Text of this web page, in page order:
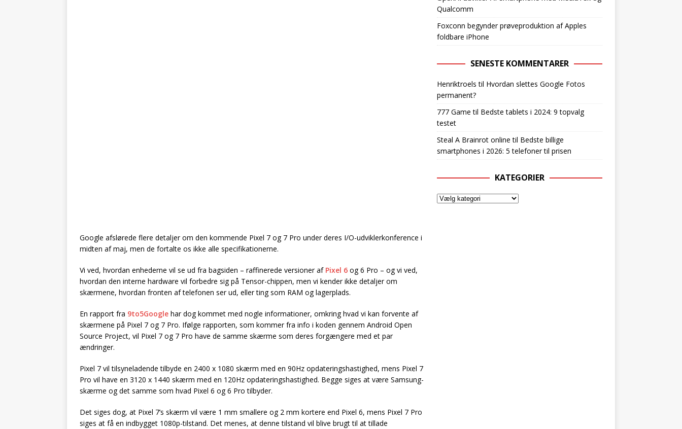
Google afslørede flere detaljer om den kommende Pixel 7 og 7 Pro under deres I/O-udviklerkonference i
midten af maj, men de fortalte os ikke alle specifikationerne.
Vi ved, hvordan enhederne vil se ud fra bagsiden – raffinerede versioner af Pixel 6 og 6 Pro – og vi ved,
hvordan den interne hardware vil forbedre sig på Tensor-chippen, men vi kender ikke detaljer om
skærmene, hvordan fronten af telefonen ser ud, eller ting som RAM og lagerplads.
En rapport fra 9to5Google har dog kommet med nogle informationer, omkring hvad vi kan forvente af
skærmene på Pixel 7 og 7 Pro. Ifølge rapporten, som kommer fra info i koden gennem Android Open
Source Project, vil Pixel 7 og 7 Pro have de samme skærme som deres forgængere med et par
ændringer.
Pixel 7 vil tilsyneladende tilbyde en 2400 x 1080 skærm med en 90Hz opdateringshastighed, mens Pixel 7
Pro vil have en 3120 x 1440 skærm med en 120Hz opdateringshastighed. Begge siges at være Samsung-
skærme og det samme som hvad Pixel 6 og 6 Pro tilbyder.
Det siges dog, at Pixel 7’s skærm vil være 1 mm smallere og 2 mm kortere end Pixel 6, mens Pixel 7 Pro
siges at få en indbygget 1080p-tilstand. Det menes, at denne tilstand vil blive brugt til at tillade
Qualcomm
Foxconn begynder prøveproduktion af Apples
foldbare iPhone
SENESTE KOMMENTARER
Henriktroels til Hvordan slettes Google Fotos
permanent?
777 Game til Bedste tablets i 2024: 9 topvalg
testet
Steal A Brainrot online til Bedste billige
smartphones i 2026: 5 telefoner til prisen
KATEGORIER